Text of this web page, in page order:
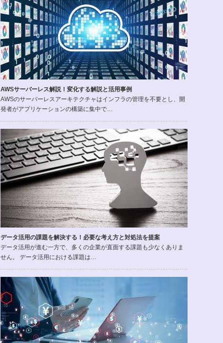
AWSサーバーレス解説！変化する解説と活用事例
AWSのサーバーレスアーキテクチャはインフラの管理を不要とし、開
発者がアプリケーションの構築に集中で…
データ活用の課題を解決する！必要な考え方と対処法を提案
データ活用が進む一方で、多くの企業が直面する課題も少なくありま
せん。 データ活用における課題は…